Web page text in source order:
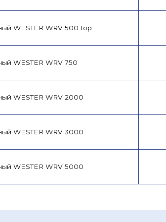
WESTER WRV 500 top
WESTER WRV 750
WESTER WRV 2000
WESTER WRV 3000
WESTER WRV 5000